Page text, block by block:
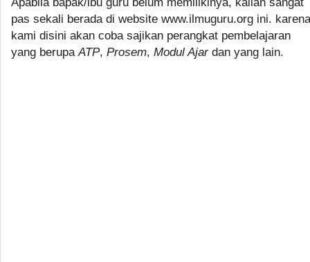
pas sekali berada di website www.ilmuguru.org ini. karena
kami disini akan coba sajikan perangkat pembelajaran
yang berupa ATP, Prosem, Modul Ajardan yang lain.